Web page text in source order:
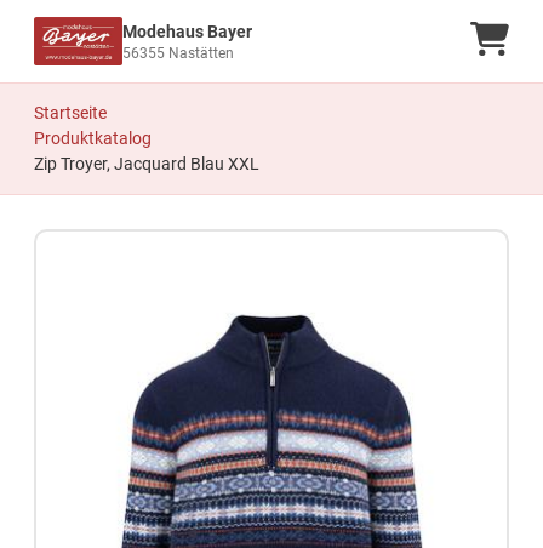
Modehaus Bayer
56355 Nastätten
Startseite
Produktkatalog
Zip Troyer, Jacquard Blau XXL